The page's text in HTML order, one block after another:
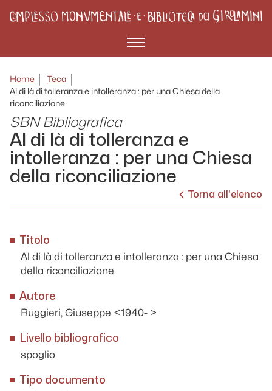
Menù
Home
Teca
Al di là di tolleranza e intolleranza : per una Chiesa della
riconciliazione
SBN Bibliografica
Al di là di tolleranza e
intolleranza : per una Chiesa
della riconciliazione
Torna all'elenco
Titolo
Al di là di tolleranza e intolleranza : per una Chiesa
della riconciliazione
Autore
Ruggieri, Giuseppe <1940- >
Livello bibliografico
spoglio
Tipo documento